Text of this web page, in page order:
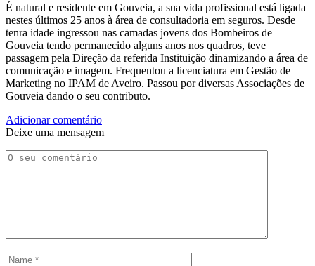
É natural e residente em Gouveia, a sua vida profissional está ligada
nestes últimos 25 anos à área de consultadoria em seguros. Desde
tenra idade ingressou nas camadas jovens dos Bombeiros de
Gouveia tendo permanecido alguns anos nos quadros, teve
passagem pela Direção da referida Instituição dinamizando a área de
comunicação e imagem. Frequentou a licenciatura em Gestão de
Marketing no IPAM de Aveiro. Passou por diversas Associações de
Gouveia dando o seu contributo.
Adicionar comentário
Deixe uma mensagem